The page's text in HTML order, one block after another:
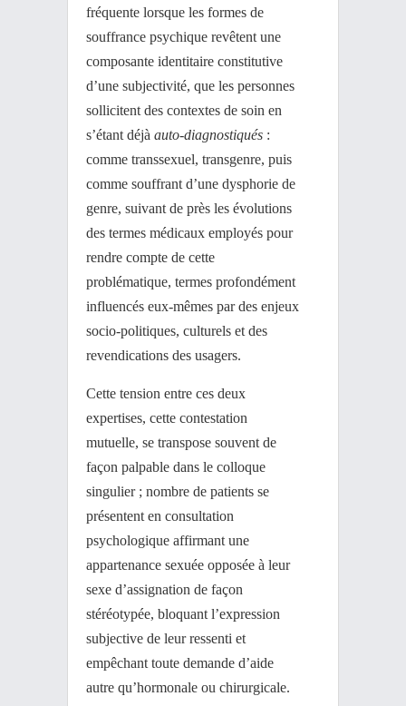
fréquente lorsque les formes de
souffrance psychique revêtent une
composante identitaire constitutive
d’une subjectivité, que les personnes
sollicitent des contextes de soin en
s’étant déjà auto-diagnostiqués :
comme transsexuel, transgenre, puis
comme souffrant d’une dysphorie de
genre, suivant de près les évolutions
des termes médicaux employés pour
rendre compte de cette
problématique, termes profondément
influencés eux-mêmes par des enjeux
socio-politiques, culturels et des
revendications des usagers.
Cette tension entre ces deux
expertises, cette contestation
mutuelle, se transpose souvent de
façon palpable dans le colloque
singulier ; nombre de patients se
présentent en consultation
psychologique affirmant une
appartenance sexuée opposée à leur
sexe d’assignation de façon
stéréotypée, bloquant l’expression
subjective de leur ressenti et
empêchant toute demande d’aide
autre qu’hormonale ou chirurgicale.